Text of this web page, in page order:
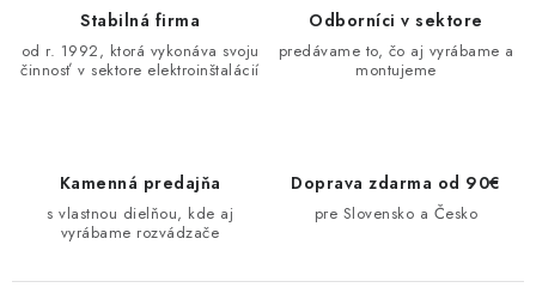
B2B SEKCIA
Reklamačný poriadok
Kontakt
Stabilná firma
od r. 1992, ktorá vykonáva svoju
činnosť v sektore elektroinštalácií
Odborníci v sektore
predávame to, čo aj vyrábame a
montujeme
Kamenná predajňa
s vlastnou dielňou, kde aj
vyrábame rozvádzače
Doprava zdarma od 90€
pre Slovensko a Česko